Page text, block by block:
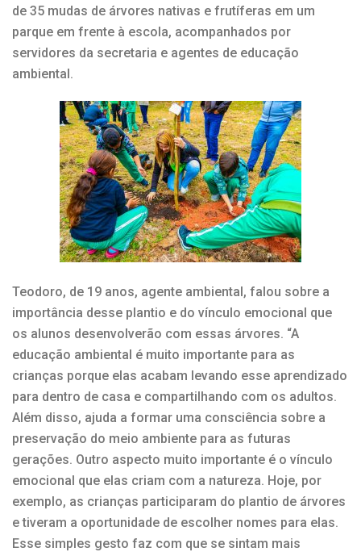
de 35 mudas de árvores nativas e frutíferas em um
parque em frente à escola, acompanhados por
servidores da secretaria e agentes de educação
ambiental.
Teodoro, de 19 anos, agente ambiental, falou sobre a
importância desse plantio e do vínculo emocional que
os alunos desenvolverão com essas árvores. “A
educação ambiental é muito importante para as
crianças porque elas acabam levando esse aprendizado
para dentro de casa e compartilhando com os adultos.
Além disso, ajuda a formar uma consciência sobre a
preservação do meio ambiente para as futuras
gerações. Outro aspecto muito importante é o vínculo
emocional que elas criam com a natureza. Hoje, por
exemplo, as crianças participaram do plantio de árvores
e tiveram a oportunidade de escolher nomes para elas.
Esse simples gesto faz com que se sintam mais